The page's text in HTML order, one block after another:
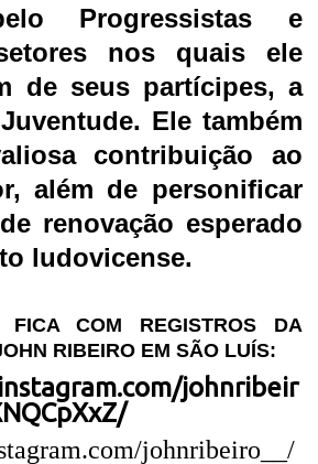
Progressistas e
nos quais ele
de seus partícipes, a
Ele também
contribuição ao
além de personificar
renovação esperado
ludovicense.
FICA COM REGISTROS DA
RIBEIRO EM SÃO LUÍS:
johnribeir
johnribeiro__/